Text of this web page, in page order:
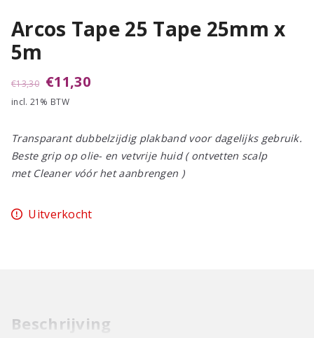
Arcos Tape 25 Tape 25mm x
5m
€13,30 Oorspronkelijke
prijs
was:
€13,30.
€11,30Huidige
is:
€11,30.
incl. 21% BTW
Transparant dubbelzijdig plakband voor dagelijks gebruik.
Beste grip op olie- en vetvrije huid ( ontvetten scalp
met Cleaner vóór het aanbrengen )
Uitverkocht
Beschrijving